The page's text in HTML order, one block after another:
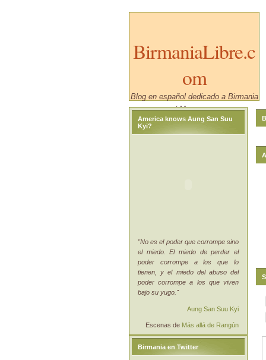
BirmaniaLibre.c
om
Blog en español dedicado a Birmania
/ Myanmar.
America knows Aung San Suu
Kyi?
"No es el poder que corrompe sino
el miedo. El miedo de perder el
poder corrompe a los que lo
tienen, y el miedo del abuso del
poder corrompe a los que viven
bajo su yugo."
Aung San Suu Kyi
Escenas de Más allá de Rangún
Birmania en Twitter